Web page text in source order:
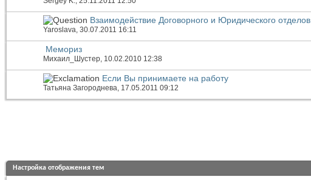
Взаимодействие Договорного и Юридического отделов
Yaroslava, 30.07.2011 16:11
Мемориз
Михаил_Шустер, 10.02.2010 12:38
Если Вы принимаете на работу
Татьяна Загороднева, 17.05.2011 09:12
Настройка отображения тем